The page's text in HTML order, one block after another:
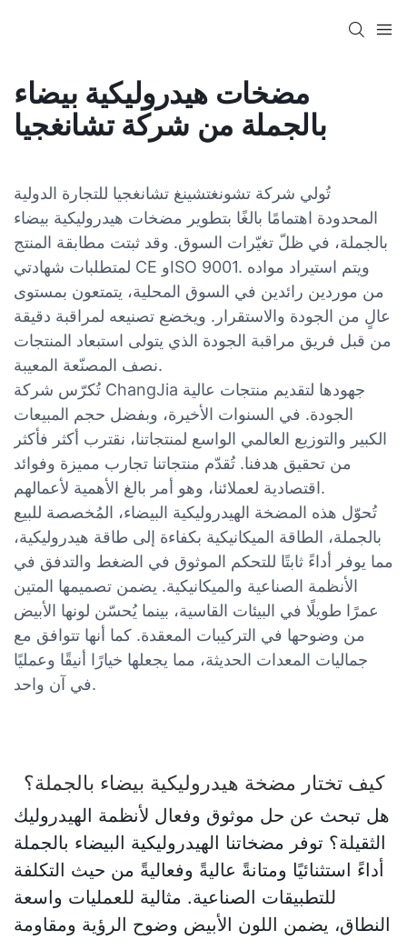
مضخات هيدروليكية بيضاء
بالجملة من شركة تشانغجيا
تُولي شركة تشونغتشينغ تشانغجيا للتجارة الدولية
المحدودة اهتمامًا بالغًا بتطوير مضخات هيدروليكية بيضاء
بالجملة، في ظلّ تغيّرات السوق. وقد ثبتت مطابقة المنتج
لمتطلبات شهادتي CE وISO 9001. ويتم استيراد مواده
من موردين رائدين في السوق المحلية، يتمتعون بمستوى
عالٍ من الجودة والاستقرار. ويخضع تصنيعه لمراقبة دقيقة
من قبل فريق مراقبة الجودة الذي يتولى استبعاد المنتجات
نصف المصنّعة المعيبة.
تُكرّس شركة ChangJia جهودها لتقديم منتجات عالية
الجودة. في السنوات الأخيرة، وبفضل حجم المبيعات
الكبير والتوزيع العالمي الواسع لمنتجاتنا، نقترب أكثر فأكثر
من تحقيق هدفنا. تُقدّم منتجاتنا تجارب مميزة وفوائد
اقتصادية لعملائنا، وهو أمر بالغ الأهمية لأعمالهم.
تُحوّل هذه المضخة الهيدروليكية البيضاء، المُخصصة للبيع
بالجملة، الطاقة الميكانيكية بكفاءة إلى طاقة هيدروليكية،
مما يوفر أداءً ثابتًا للتحكم الموثوق في الضغط والتدفق في
الأنظمة الصناعية والميكانيكية. يضمن تصميمها المتين
عمرًا طويلًا في البيئات القاسية، بينما يُحسّن لونها الأبيض
من وضوحها في التركيبات المعقدة. كما أنها تتوافق مع
جماليات المعدات الحديثة، مما يجعلها خيارًا أنيقًا وعمليًا
في آن واحد.
كيف تختار مضخة هيدروليكية بيضاء بالجملة؟
هل تبحث عن حل موثوق وفعال لأنظمة الهيدروليك
الثقيلة؟ توفر مضخاتنا الهيدروليكية البيضاء بالجملة
أداءً استثنائيًا ومتانةً عاليةً وفعاليةً من حيث التكلفة
للتطبيقات الصناعية. مثالية للعمليات واسعة
النطاق، يضمن اللون الأبيض وضوح الرؤية ومقاومة